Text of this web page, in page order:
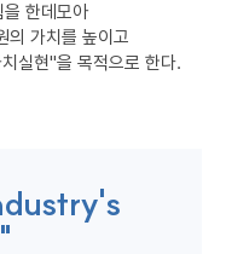
한데모아
의 가치를 높이고
실현"을 목적으로 한다.